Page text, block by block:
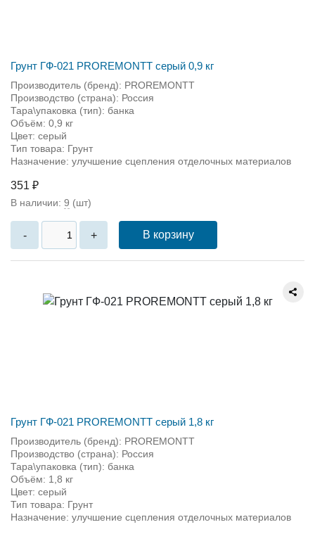
Грунт ГФ-021 PROREMONTT серый 0,9 кг
Производитель (бренд): PROREMONTT
Производство (страна): Россия
Тара\упаковка (тип): банка
Объём: 0,9 кг
Цвет: серый
Тип товара: Грунт
Назначение: улучшение сцепления отделочных материалов
351 ₽
В наличии: 9 (шт)
- + В корзину
Грунт ГФ-021 PROREMONTT серый 1,8 кг
Производитель (бренд): PROREMONTT
Производство (страна): Россия
Тара\упаковка (тип): банка
Объём: 1,8 кг
Цвет: серый
Тип товара: Грунт
Назначение: улучшение сцепления отделочных материалов